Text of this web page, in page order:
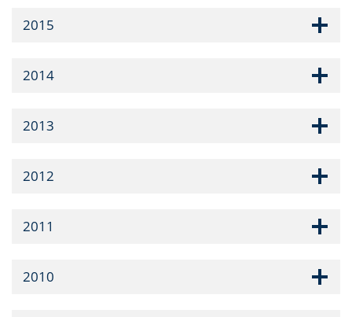
2015
2014
2013
2012
2011
2010